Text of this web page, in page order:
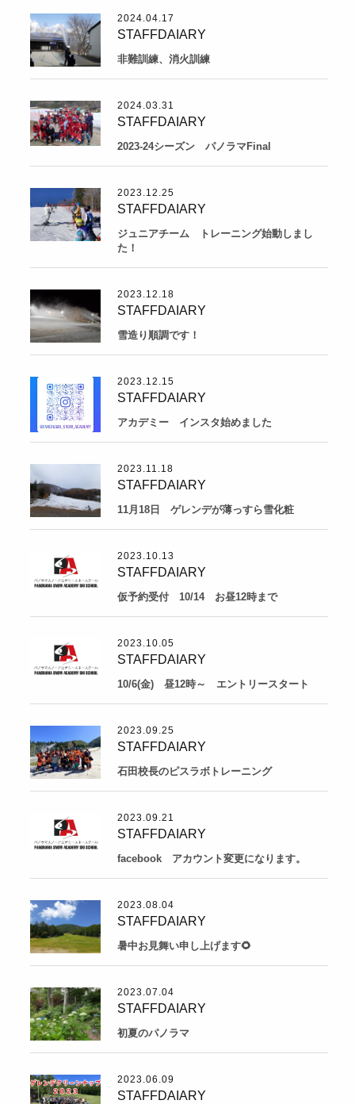
2024.04.17
STAFFDAIARY
非難訓練、消火訓練
2024.03.31
STAFFDAIARY
2023-24シーズン パノラマFinal
2023.12.25
STAFFDAIARY
ジュニアチーム トレーニング始動しまし
た！
2023.12.18
STAFFDAIARY
雪造り順調です！
2023.12.15
STAFFDAIARY
アカデミー インスタ始めました
2023.11.18
STAFFDAIARY
11月18日 ゲレンデが薄っすら雪化粧
2023.10.13
STAFFDAIARY
仮予約受付 10/14 お昼12時まで
2023.10.05
STAFFDAIARY
10/6(金) 昼12時～ エントリースタート
2023.09.25
STAFFDAIARY
石田校長のピスラボトレーニング
2023.09.21
STAFFDAIARY
facebook アカウント変更になります。
2023.08.04
STAFFDAIARY
暑中お見舞い申し上げます🌻
2023.07.04
STAFFDAIARY
初夏のパノラマ
2023.06.09
STAFFDAIARY